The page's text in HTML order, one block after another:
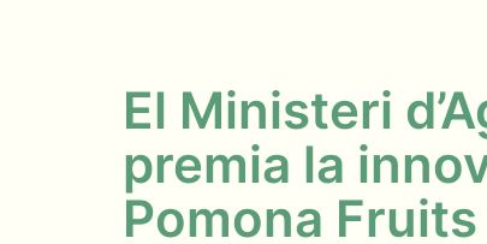
El Ministeri
premia la
Pomona Fruits